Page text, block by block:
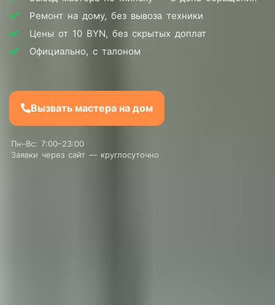
Ремонт на дому, без вывоза техники
Цены от 10 BYN, без скрытых доплат
Официально, с талоном
Вызвать мастера на дом
Пн–Вс: 7:00–23:00
Заявки через сайт — круглосуточно